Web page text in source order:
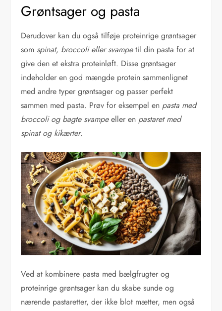
Grøntsager og pasta
Derudover kan du også tilføje proteinrige grøntsager
som spinat, broccoli eller svampetil din pasta for at
give den et ekstra proteinløft. Disse grøntsager
indeholder en god mængde protein sammenlignet
med andre typer grøntsager og passer perfekt
sammen med pasta. Prøv for eksempel en pasta med
broccoli og bagte svampeeller en pastaret med
spinat og kikærter.
Ved at kombinere pasta med bælgfrugter og
proteinrige grøntsager kan du skabe sunde og
nærende pastaretter, der ikke blot mætter, men også